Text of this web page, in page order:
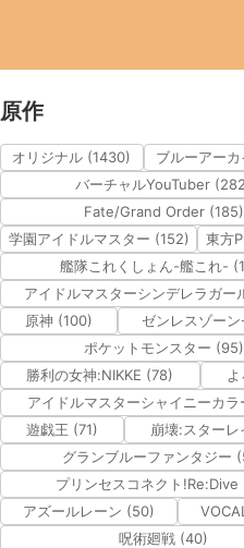
原作
オリジナル (1430)
ブルーアー
バーチャルYouTuber
Fate/Grand Order (185)
学園アイドルマスター (152)
東方
艦隊これくしょん-艦これ-
アイドルマスターシンデレラガー
原神 (100)
ゼンレスゾー
ポケットモンスター (95)
勝利の女神:NIKKE (78)
アイドルマスターシャイニーカ
遊戯王 (71)
崩壊:スター
グランブルーファンタジー
プリンセスコネクト!Re:Dive
アズールレーン (50)
呪術廻戦 (40)